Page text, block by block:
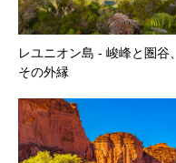
レユニオン島 ‐ 峻峰と圏谷、
その外縁